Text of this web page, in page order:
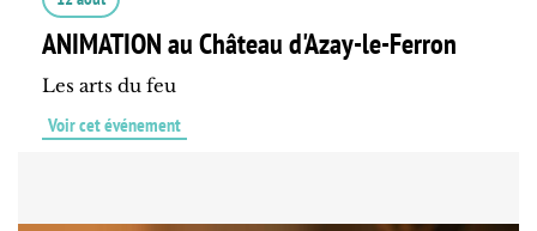
ANIMATION au Château d'Azay-le-Ferron
Les arts du feu
Voir cet événement